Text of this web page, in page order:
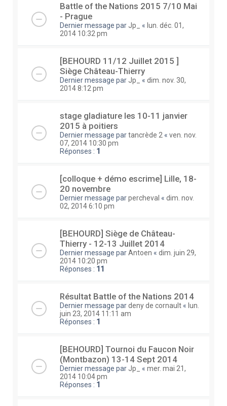
Battle of the Nations 2015 7/10 Mai
- Prague
Dernier message par Jp_ « lun. déc. 01,
2014 10:32 pm
[BEHOURD 11/12 Juillet 2015 ]
Siège Château-Thierry
Dernier message par Jp_ « dim. nov. 30,
2014 8:12 pm
stage gladiature les 10-11 janvier
2015 à poitiers
Dernier message partancrède 2 « ven. nov.
07, 2014 10:30 pm
Réponses : 1
[colloque + démo escrime] Lille, 18-
20 novembre
Dernier message parpercheval « dim. nov.
02, 2014 6:10 pm
[BEHOURD] Siège de Château-
Thierry - 12-13 Juillet 2014
Dernier message parAntoen « dim. juin 29,
2014 10:20 pm
Réponses : 11
Résultat Battle of the Nations 2014
Dernier message pardeny de cornault « lun.
juin 23, 2014 11:11 am
Réponses : 1
[BEHOURD] Tournoi du Faucon Noir
(Montbazon) 13-14 Sept 2014
Dernier message par Jp_ « mer. mai 21,
2014 10:04 pm
Réponses : 1